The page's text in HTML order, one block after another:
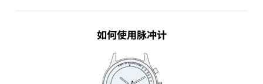
如何使用脉冲计